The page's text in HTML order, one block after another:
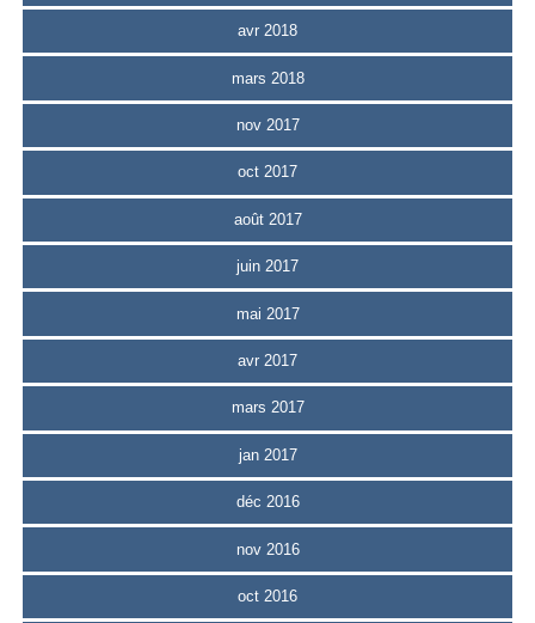
avr 2018
mars 2018
nov 2017
oct 2017
août 2017
juin 2017
mai 2017
avr 2017
mars 2017
jan 2017
déc 2016
nov 2016
oct 2016